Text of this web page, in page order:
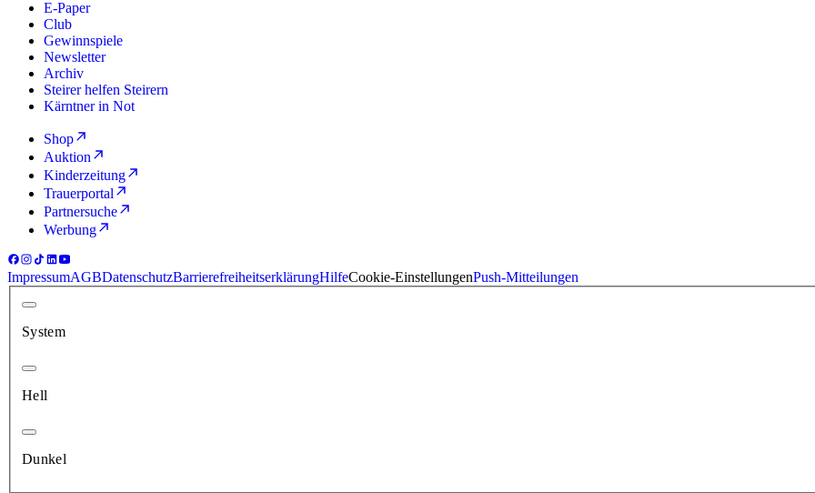
E-Paper
Club
Gewinnspiele
Newsletter
Archiv
Steirer helfen Steirern
Kärntner in Not
Shop
Auktion
Kinderzeitung
Trauerportal
Partnersuche
Werbung
ImpressumAGBDatenschutzBarrierefreiheitserklärungHilfeCookie-EinstellungenPush-Mitteilungen
System
Hell
Dunkel